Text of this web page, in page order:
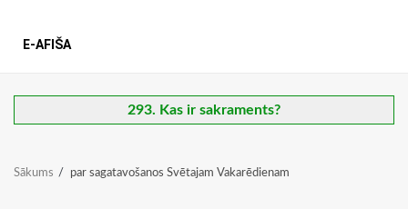
E-AFIŠA
293. Kas ir sakraments?
Sākums par sagatavošanos Svētajam Vakarēdienam